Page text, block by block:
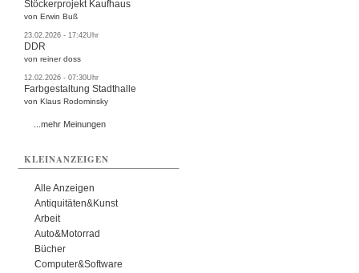
Stöckerprojekt Kaufhaus
von Erwin Buß
23.02.2026 - 17:42Uhr
DDR
von reiner doss
12.02.2026 - 07:30Uhr
Farbgestaltung Stadthalle
von Klaus Rodominsky
...mehr Meinungen
KLEINANZEIGEN
Alle Anzeigen
Antiquitäten&Kunst
Arbeit
Auto&Motorrad
Bücher
Computer&Software